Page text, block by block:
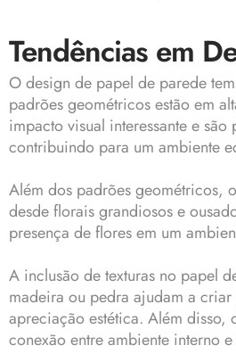
Tendências em
O design de papel de parede
padrões geométricos estão em
impacto visual interessante e
contribuindo para um ambiente
Além dos padrões geométricos,
desde florais grandiosos e
presença de flores em um
A inclusão de texturas no papel
madeira ou pedra ajudam a
apreciação estética. Além disso,
conexão entre ambiente interno